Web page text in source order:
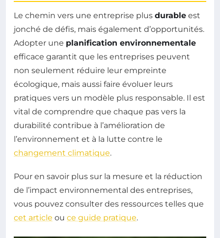
Le chemin vers une entreprise plus durable est
jonché de défis, mais également d’opportunités.
Adopter une planification environnementale
efficace garantit que les entreprises peuvent
non seulement réduire leur empreinte
écologique, mais aussi faire évoluer leurs
pratiques vers un modèle plus responsable. Il est
vital de comprendre que chaque pas vers la
durabilité contribue à l’amélioration de
l’environnement et à la lutte contre le
changement climatique.
Pour en savoir plus sur la mesure et la réduction
de l’impact environnemental des entreprises,
vous pouvez consulter des ressources telles que
cet article ou ce guide pratique.